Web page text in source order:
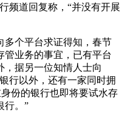
频道回复称，“并没有开展
个平台求证得知，春节
管业务的事宜，已有平台
，据另一位知情人士向
行以外，还有一家同时拥
份的银行也即将要试水存
行。”